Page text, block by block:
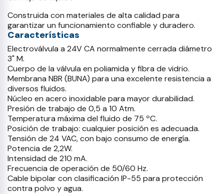
Construida con materiales de alta calidad para
garantizar un funcionamiento confiable y duradero.
Características
Electroválvula a 24V CA normalmente cerrada diámetro
3" M.
Cuerpo de la válvula en poliamida y fibra de vidrio.
Membrana NBR (BUNA) para una excelente resistencia a
diversos fluidos.
Núcleo en acero inoxidable para mayor durabilidad.
Presión de trabajo de 0,5 a 10 Atm.
Temperatura máxima del fluido de 75 ºC.
Posición de trabajo: cualquier posición es adecuada.
Tensión de 24 VAC, con bajo consumo de energía.
Potencia de 2,2W.
Intensidad de 210 mA.
Frecuencia de operación de 50/60 Hz.
Cable bipolar con clasificación IP-55 para protección
contra polvo y agua.